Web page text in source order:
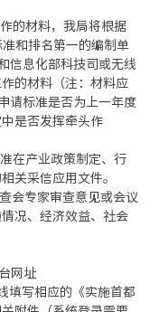
的材料，我局将根据
准和排名第一的编制单
信息化部科技司或无线
的材料（注：材料应
请标准是否为上一年度
是否发挥牵头作
在产业政策制定、行
关采信应用文件。
会专家审查意见或会议
况、经济效益、社会
网址
填写相应的《实施首都